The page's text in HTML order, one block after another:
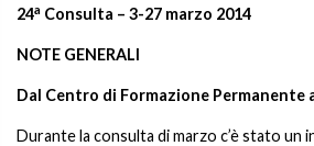
24a Consulta – 3-27 marzo 2014
NOTE GENERALI
Dal Centro di Formazione Permanente
Durante la consulta di marzo c’è stato un